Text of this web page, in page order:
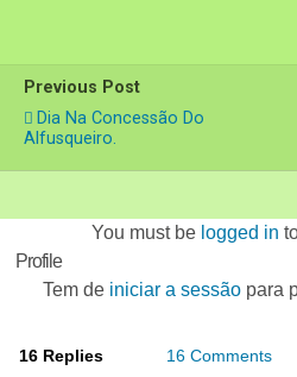
Previous Post
Dia Na Concessão Do
Alfusqueiro.
You must be logged in
Profile
Tem de iniciar a sessãopara
16 Replies 16 Comments